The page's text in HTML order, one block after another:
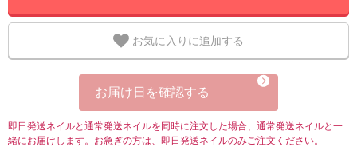
お気に入りに追加する
お届け日を確認する
即日発送ネイルと通常発送ネイルを同時に注文した場合、通常発送ネイルと一
緒にお届けします。お急ぎの方は、即日発送ネイルのみご注文ください。